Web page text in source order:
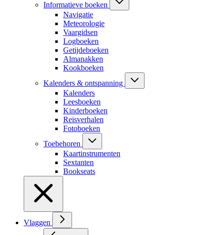
Informatieve boeken
Navigatie
Meteorologie
Vaargidsen
Logboeken
Getijdeboeken
Almanakken
Kookboeken
Kalenders & ontspanning
Kalenders
Leesboeken
Kinderboeken
Reisverhalen
Fotoboeken
Toebehoren
Kaartinstrumenten
Sextanten
Bookseats
Vlaggen